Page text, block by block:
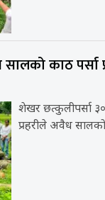
काठ पर्सा
शेखर छत्कुलीपर्सा ३०
प्रहरीले अवैध